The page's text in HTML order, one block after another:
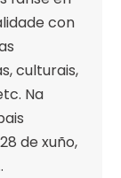
con
culturais,
Na
de xuño,